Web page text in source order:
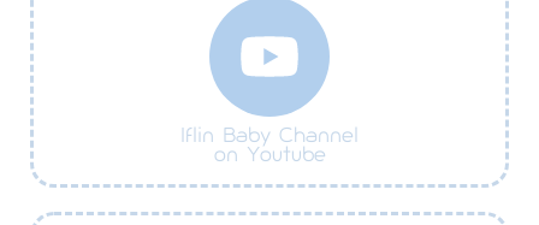
Iflin Baby Channel
on Youtube